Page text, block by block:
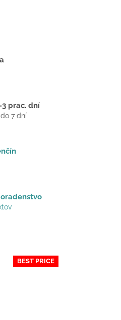
prac. dní
7 dní
BEST PRICE